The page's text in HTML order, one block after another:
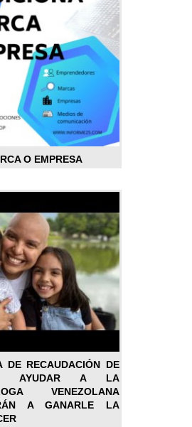
O EMPRESA
DE RECAUDACIÓN DE
AYUDAR A LA
VENEZOLANA
A GANARLE LA